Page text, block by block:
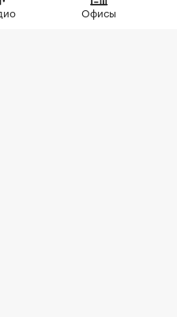
Офисы